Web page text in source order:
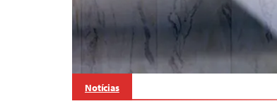
Notícias